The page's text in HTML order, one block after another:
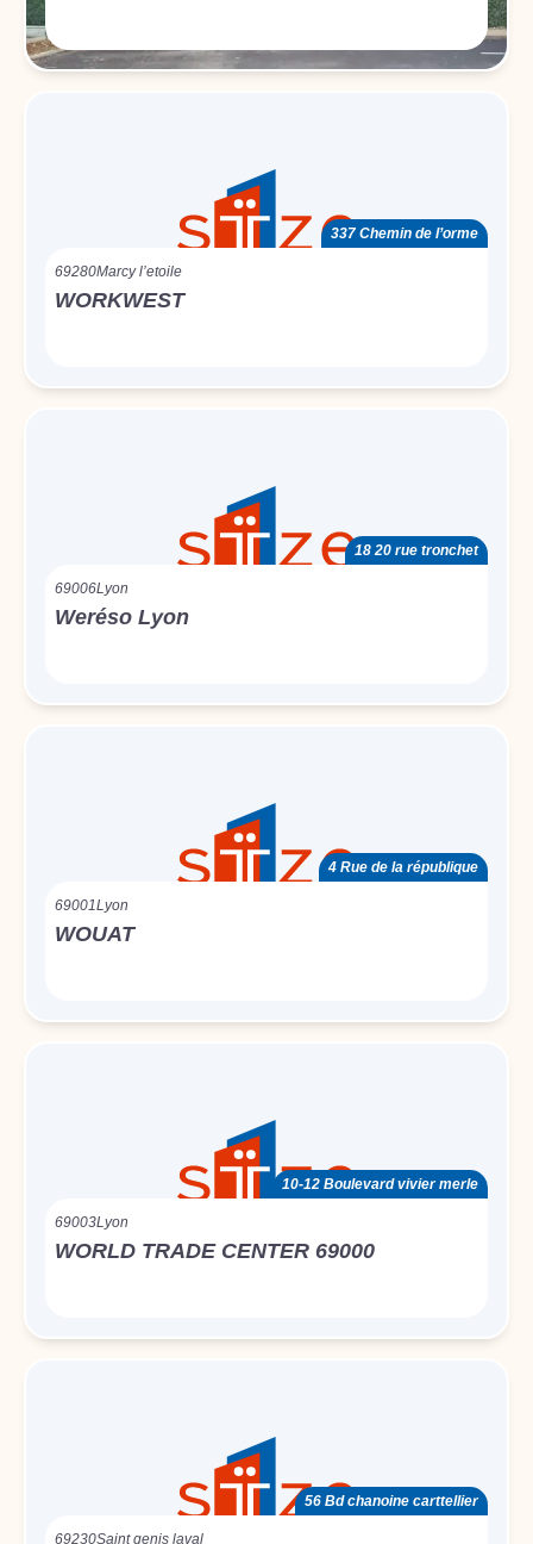
337 Chemin de l’orme
69280Marcy l’etoile
WORKWEST
18 20 rue tronchet
69006Lyon
Weréso Lyon
4 Rue de la république
69001Lyon
WOUAT
10-12 Boulevard vivier merle
69003Lyon
WORLD TRADE CENTER 69000
56 Bd chanoine carttellier
69230Saint genis laval